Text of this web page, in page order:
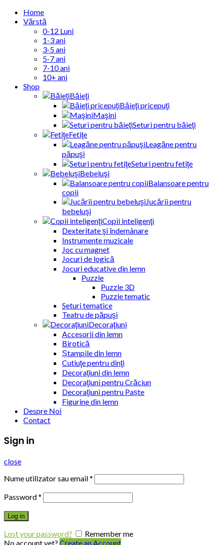
Home
Vărstă
0-12 Luni
1-3 ani
3-5 ani
5-7 ani
7-10 ani
10+ ani
Shop
Băieţi
Băieţi pricepuţi
Maşini
Seturi pentru băieţi
Fetiţe
Leagăne pentru
păpuşi
Seturi pentru fetiţe
Bebeluşi
Balansoare pentru
copii
Jucării pentru
bebeluşi
Copii inteligenţi
Dexteritate şi îndemânare
Instrumente muzicale
Joc cu magnet
Jocuri de logică
Jocuri educative din lemn
Puzzle
Puzzle 3D
Puzzle tematic
Seturi tematice
Teatru de păpuşi
Decoraţiuni
Accesorii din lemn
Birotică
Ștampile din lemn
Cutiuţe pentru dinţi
Decoraţiuni din lemn
Decoraţiuni pentru Crăciun
Decoraţiuni pentru Paște
Figurine din lemn
Despre Noi
Contact
Sign in
close
Nume utilizator sau email*
Password*
Log in
Lost your password?
Remember me
No account yet? Create an Account